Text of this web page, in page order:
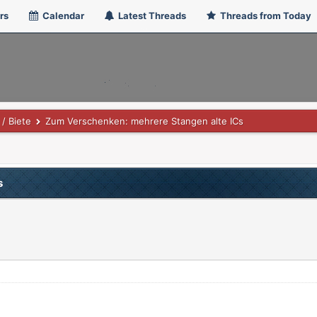
Calendar Latest Threads Threads from Today
/ Biete Zum Verschenken: mehrere Stangen alte ICs